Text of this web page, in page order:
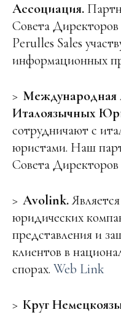
Ассоциация.
Совета
Perulles Sales
информационных
Международная
Италоязычных
сотрудничают с
юристами. Наш
Совета
Avolink.
юридических
представления и
клиентов в
спорах. Web Link
Круг